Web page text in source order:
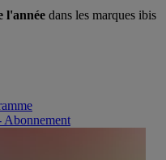
l'année dans les marques ibis